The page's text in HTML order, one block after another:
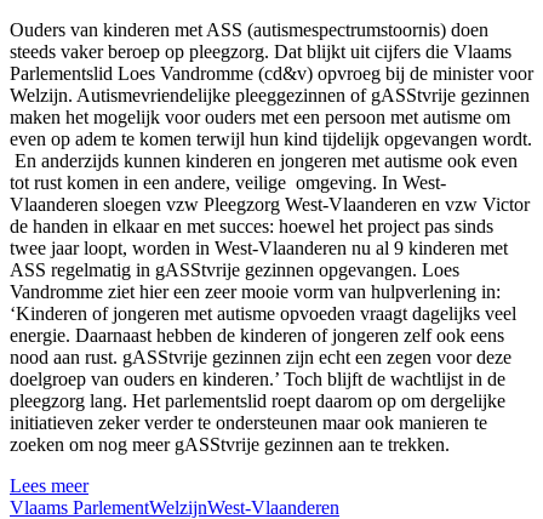
Ouders van kinderen met ASS (autismespectrumstoornis) doen
steeds vaker beroep op pleegzorg. Dat blijkt uit cijfers die Vlaams
Parlementslid Loes Vandromme (cd&v) opvroeg bij de minister voor
Welzijn. Autismevriendelijke pleeggezinnen of gASStvrije gezinnen
maken het mogelijk voor ouders met een persoon met autisme om
even op adem te komen terwijl hun kind tijdelijk opgevangen wordt.
En anderzijds kunnen kinderen en jongeren met autisme ook even
tot rust komen in een andere, veilige omgeving. In West-
Vlaanderen sloegen vzw Pleegzorg West-Vlaanderen en vzw Victor
de handen in elkaar en met succes: hoewel het project pas sinds
twee jaar loopt, worden in West-Vlaanderen nu al 9 kinderen met
ASS regelmatig in gASStvrije gezinnen opgevangen. Loes
Vandromme ziet hier een zeer mooie vorm van hulpverlening in:
‘Kinderen of jongeren met autisme opvoeden vraagt dagelijks veel
energie. Daarnaast hebben de kinderen of jongeren zelf ook eens
nood aan rust. gASStvrije gezinnen zijn echt een zegen voor deze
doelgroep van ouders en kinderen.’ Toch blijft de wachtlijst in de
pleegzorg lang. Het parlementslid roept daarom op om dergelijke
initiatieven zeker verder te ondersteunen maar ook manieren te
zoeken om nog meer gASStvrije gezinnen aan te trekken.
Lees meer
Vlaams ParlementWelzijnWest-Vlaanderen